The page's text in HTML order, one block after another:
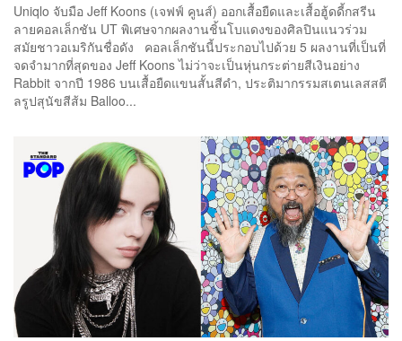
Uniqlo จับมือ Jeff Koons (เจฟฟ์ คูนส์) ออกเสื้อยืดและเสื้อฮู้ดดี้กสรีน
ลายคอลเล็กชัน UT พิเศษจากผลงานชิ้นโบแดงของศิลปินแนวร่วม
สมัยชาวอเมริกันชื่อดัง คอลเล็กชันนี้ประกอบไปด้วย 5 ผลงานที่เป็นที่
จดจำมากที่สุดของ Jeff Koons ไม่ว่าจะเป็นหุ่นกระต่ายสีเงินอย่าง
Rabbit จากปี 1986 บนเสื้อยืดแขนสั้นสีดำ, ประติมากรรมสเตนเลสสตี
ลรูปสุนัขสีส้ม Balloo...